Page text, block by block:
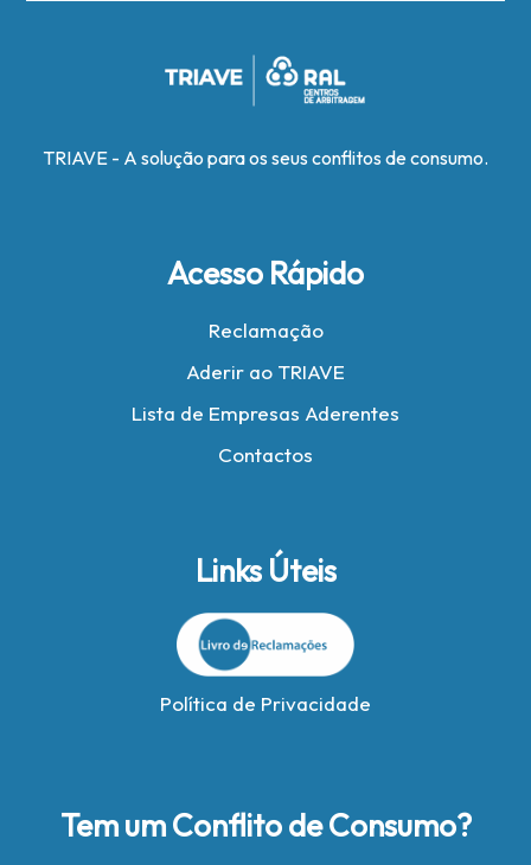
TRIAVE - A solução para os seus conflitos de consumo.
Acesso Rápido
Reclamação
Aderir ao TRIAVE
Lista de Empresas Aderentes
Contactos
Links Úteis
Política de Privacidade
Tem um Conflito de Consumo?